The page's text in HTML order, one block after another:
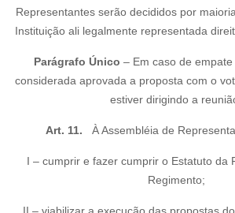
Representantes serão decididos por
Instituição ali legalmente representada
Parágrafo Único – Em caso de
considerada aprovada a proposta com o
estiver dirigindo a
Art. 11. À Assembléia de
I – cumprir e fazer cumprir o Estatuto da
Regimento;